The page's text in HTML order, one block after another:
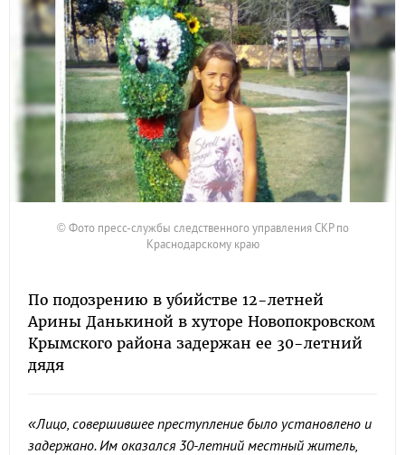
© Фото пресс-службы следственного управления СКР по
Краснодарскому краю
По подозрению в убийстве 12-летней
Арины Данькиной в хуторе Новопокровском
Крымского района задержан ее 30-летний
дядя
«Лицо, совершившее преступление было установлено и
задержано. Им оказался 30-летний местный житель,